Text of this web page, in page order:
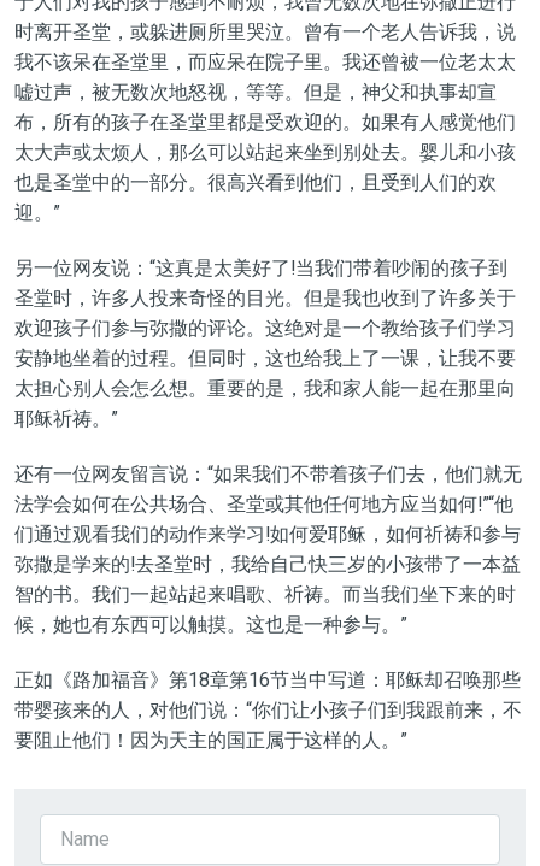
时离开圣堂，或躲进厕所里哭泣。曾有一个老人告诉我，说
我不该呆在圣堂里，而应呆在院子里。我还曾被一位老太太
嘘过声，被无数次地怒视，等等。但是，神父和执事却宣
布，所有的孩子在圣堂里都是受欢迎的。如果有人感觉他们
太大声或太烦人，那么可以站起来坐到别处去。婴儿和小孩
也是圣堂中的一部分。很高兴看到他们，且受到人们的欢
迎。”
另一位网友说：“这真是太美好了!当我们带着吵闹的孩子到
圣堂时，许多人投来奇怪的目光。但是我也收到了许多关于
欢迎孩子们参与弥撒的评论。这绝对是一个教给孩子们学习
安静地坐着的过程。但同时，这也给我上了一课，让我不要
太担心别人会怎么想。重要的是，我和家人能一起在那里向
耶稣祈祷。”
还有一位网友留言说：“如果我们不带着孩子们去，他们就无
法学会如何在公共场合、圣堂或其他任何地方应当如何!”“他
们通过观看我们的动作来学习!如何爱耶稣，如何祈祷和参与
弥撒是学来的!去圣堂时，我给自己快三岁的小孩带了一本益
智的书。我们一起站起来唱歌、祈祷。而当我们坐下来的时
候，她也有东西可以触摸。这也是一种参与。”
正如《路加福音》第18章第16节当中写道：耶稣却召唤那些
带婴孩来的人，对他们说：“你们让小孩子们到我跟前来，不
要阻止他们！因为天主的国正属于这样的人。”